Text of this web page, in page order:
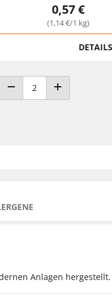
0,57 €
(1,14 €/1 kg)
ANZAHL VERRINGERN
ANZAHL
Anlagen hergestellt.